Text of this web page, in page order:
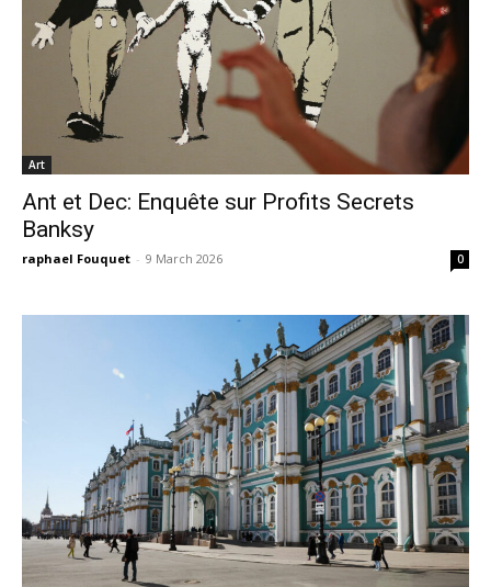
Art
Ant et Dec: Enquête sur Profits Secrets
Banksy
raphael Fouquet - 9 March 2026 0